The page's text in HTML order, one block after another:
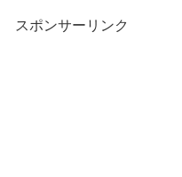
スポンサーリンク